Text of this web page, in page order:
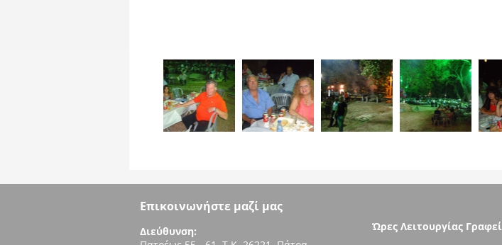
Επικοινωνήστε μαζί μας
Διεύθυνση:
Ώρες Λειτουργίας